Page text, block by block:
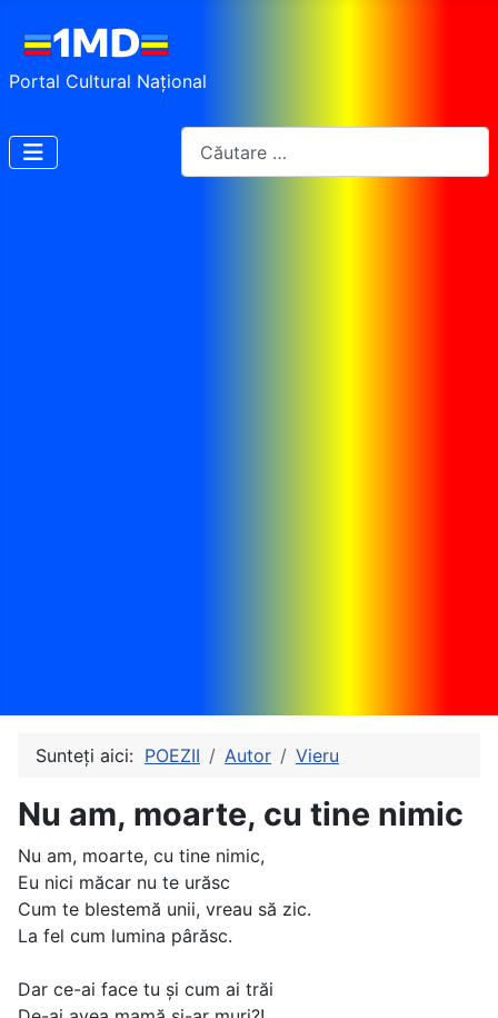
Portal Cultural Național
Sunteți aici: POEZII Autor Vieru
Nu am, moarte, cu tine nimic
Nu am, moarte, cu tine nimic,
Eu nici măcar nu te urăsc
Cum te blestemă unii, vreau să zic.
La fel cum lumina pârăsc.
Dar ce-ai face tu şi cum ai trăi